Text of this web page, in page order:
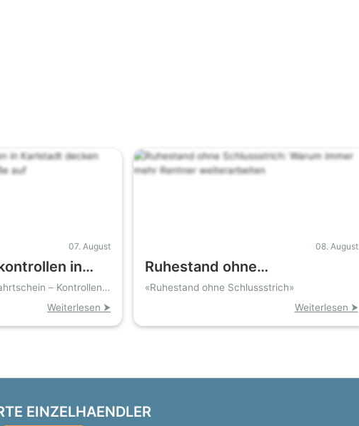
07. August
in
mehrere
auf
– Kontrollen
auf»
Weiterlesen ⮞
08. August
Ruhestand ohne
Schlussstrich: Warum immer
mehr Rentner weiterarbeiten
«Ruhestand ohne Schlussstrich»
Weiterlesen ⮞
EINZELHAENDLER